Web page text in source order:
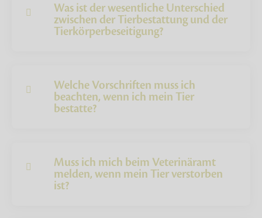
Was ist der wesentliche Unterschied
zwischen der Tierbestattung und der
Tierkörperbeseitigung?
Welche Vorschriften muss ich
beachten, wenn ich mein Tier
bestatte?
Muss ich mich beim Veterinäramt
melden, wenn mein Tier verstorben
ist?